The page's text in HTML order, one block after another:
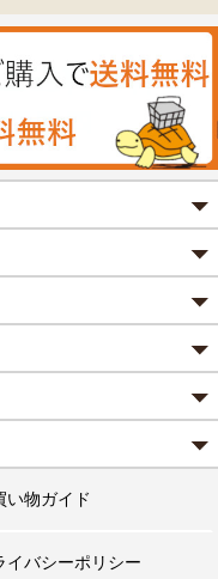
み)
ますので、 安心して
さい。手数料100円。
料です。※ご注文者
が 異なる場合はご利
メーカー取り寄せ商
をはさむ場合は、4
す。
お客様は、担当営業
。
縄800円
合は、
連絡ください。
合、送料はお客様負
振込手数料はお客様の
、商品代金のみの返
除く）
い致します。
平日9:00～17:00)
9985
い物ガイド
イバシーポリシー